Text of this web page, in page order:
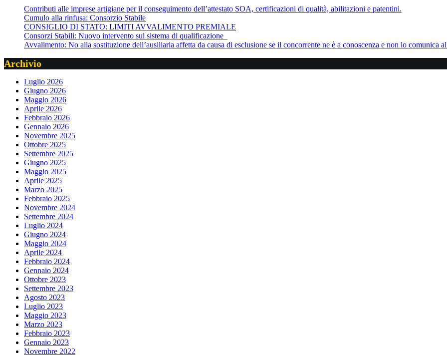
Contributi alle imprese artigiane per il conseguimento dell’attestato SOA, certificazioni di qualità, abilitazioni e patentini.
Cumulo alla rinfusa: Consorzio Stabile
CONSIGLIO DI STATO: LIMITI AVVALIMENTO PREMIALE
Consorzi Stabili: Nuovo intervento sul sistema di qualificazione
Avvalimento: No alla sostituzione dell’ausiliaria affetta da causa di esclusione se il concorrente ne è a conoscenza e non lo comunica
Archivio
Luglio 2026
Giugno 2026
Maggio 2026
Aprile 2026
Febbraio 2026
Gennaio 2026
Novembre 2025
Ottobre 2025
Settembre 2025
Giugno 2025
Maggio 2025
Aprile 2025
Marzo 2025
Febbraio 2025
Novembre 2024
Settembre 2024
Luglio 2024
Giugno 2024
Maggio 2024
Aprile 2024
Febbraio 2024
Gennaio 2024
Ottobre 2023
Settembre 2023
Agosto 2023
Luglio 2023
Maggio 2023
Marzo 2023
Febbraio 2023
Gennaio 2023
Novembre 2022